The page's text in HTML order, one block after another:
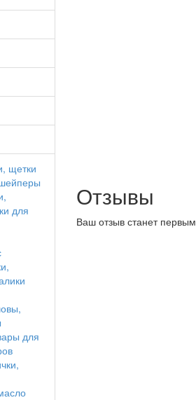
Отзывы
Ваш отзыв станет первым
щетки
для
для